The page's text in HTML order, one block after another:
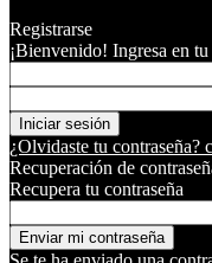
Registrarse
¡Bienvenido! Ingresa en tu
¿Olvidaste tu contraseña?
Recuperación de
Recupera tu contraseña